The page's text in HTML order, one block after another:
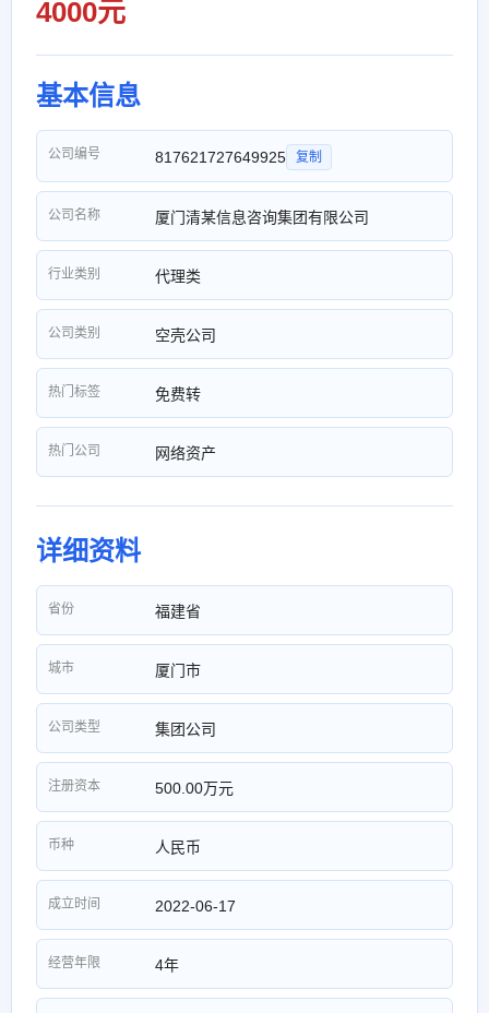
4000元
基本信息
公司编号 817621727649925 复制
公司名称 厦门清某信息咨询集团有限公司
行业类别 代理类
公司类别 空壳公司
热门标签 免费转
热门公司 网络资产
详细资料
省份 福建省
城市 厦门市
公司类型 集团公司
注册资本 500.00万元
币种 人民币
成立时间 2022-06-17
经营年限 4年